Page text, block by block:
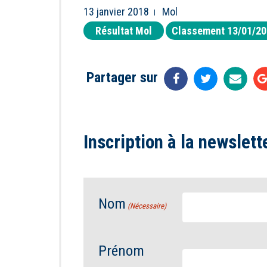
13 janvier 2018
Mol
Résultat Mol
Classement 13/01/
Partager sur
Inscription à la
Nom (Nécessaire)
Prénom